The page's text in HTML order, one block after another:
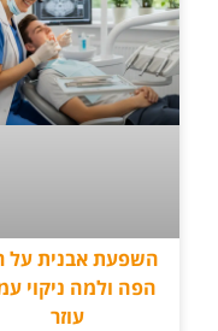
השפעת אבנית על
הפה ולמה ניקוי
עוזר